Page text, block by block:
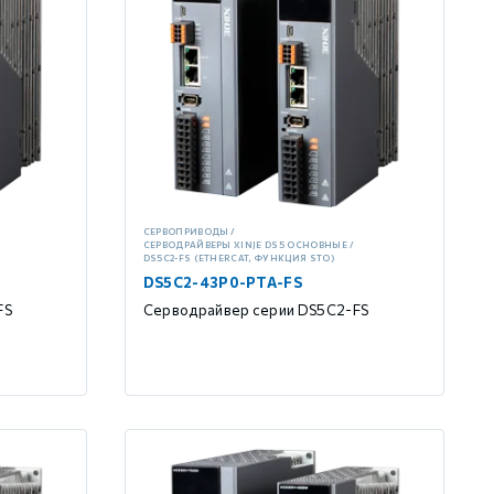
СЕРВОПРИВОДЫ
СЕРВОДРАЙВЕРЫ XINJE DS5 ОСНОВНЫЕ
DS5C2-FS (ETHERCAT, ФУНКЦИЯ STO)
DS5C2-43P0-PTA-FS
Серводрайвер серии DS5C2-FS